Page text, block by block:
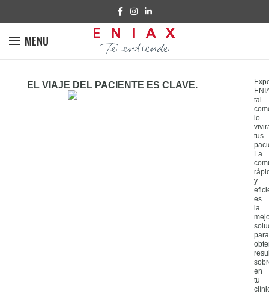
MENU
EL VIAJE DEL PACIENTE ES CLAVE.
tal
lo
tus
La
y
es
la
para
en
tu